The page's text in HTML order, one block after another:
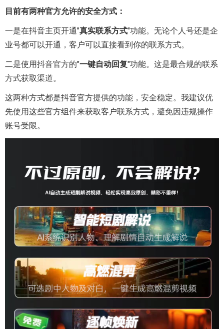
目前有两种官方允许的安全方式：
一是在抖音主页开通"真实联系方式"功能。无论个人号还是企
业号都可以开通，客户可以直接看到你的联系方式。
二是使用抖音官方的"一键自动回复"功能。这是最合规的联系
方式获取渠道。
这两种方式都是抖音官方提供的功能，安全稳定。我建议优
先使用这些官方组件来获取客户联系方式，避免因违规操作
账号受限。